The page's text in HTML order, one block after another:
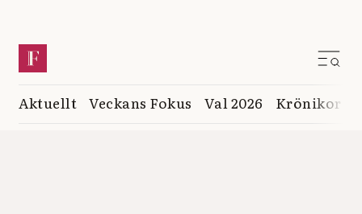
Aktuellt Veckans Fokus Val 2026 Krönikor